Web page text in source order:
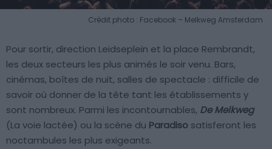
Crédit photo : Facebook – Melkweg Amsterdam
Pour sortir, direction Leidseplein et la place Rembrandt,
les deux secteurs les plus animés le soir venu. Bars,
cinémas, boîtes de nuit, salles de spectacle : difficile de
savoir où donner de la tête tant les établissements y
sont nombreux. Parmi les incontournables, De Melkweg
(La voie lactée) ou la scène du Paradiso satisferont les
noctambules les plus exigeants.